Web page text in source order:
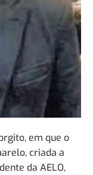
em que o
criada a
da AELO,